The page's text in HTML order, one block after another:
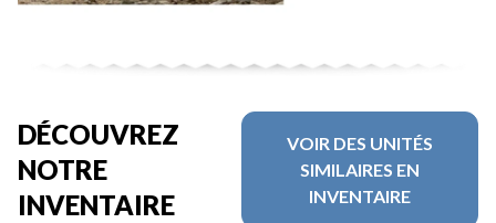
DÉCOUVREZ
NOTRE
INVENTAIRE
VOIR DES UNITÉS
SIMILAIRES EN
INVENTAIRE